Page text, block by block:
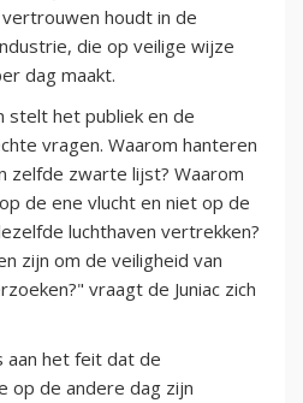
houdt in de
die op veilige wijze
dag maakt.
stelt het publiek en de
vragen. Waarom hanteren
zelfde zwarte lijst? Waarom
de ene vlucht en niet op de
luchthaven vertrekken?
zijn om de veiligheid van
vraagt de Juniac zich
aan het feit dat de
op de andere dag zijn